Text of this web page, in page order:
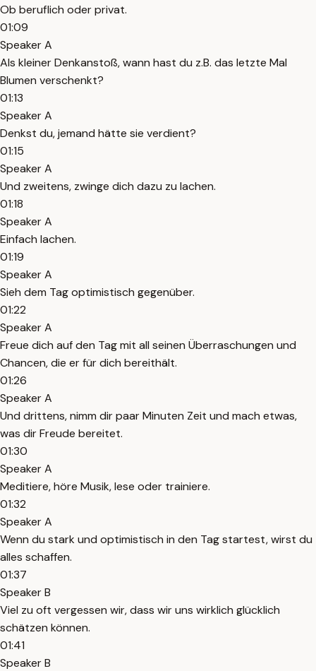
Ob beruflich oder privat.
01:09
Speaker A
Als kleiner Denkanstoß, wann hast du z.B. das letzte Mal
Blumen verschenkt?
01:13
Speaker A
Denkst du, jemand hätte sie verdient?
01:15
Speaker A
Und zweitens, zwinge dich dazu zu lachen.
01:18
Speaker A
Einfach lachen.
01:19
Speaker A
Sieh dem Tag optimistisch gegenüber.
01:22
Speaker A
Freue dich auf den Tag mit all seinen Überraschungen und
Chancen, die er für dich bereithält.
01:26
Speaker A
Und drittens, nimm dir paar Minuten Zeit und mach etwas,
was dir Freude bereitet.
01:30
Speaker A
Meditiere, höre Musik, lese oder trainiere.
01:32
Speaker A
Wenn du stark und optimistisch in den Tag startest, wirst du
alles schaffen.
01:37
Speaker B
Viel zu oft vergessen wir, dass wir uns wirklich glücklich
schätzen können.
01:41
Speaker B